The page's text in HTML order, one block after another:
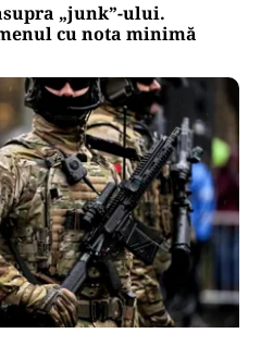
„junk”-ului.
cu nota minimă